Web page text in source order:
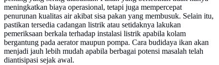
meningkatkan biaya operasional, tetapi juga mempercepat
penurunan kualitas air akibat sisa pakan yang membusuk. Selain itu,
pastikan tersedia cadangan listrik atau setidaknya lakukan
pemeriksaan berkala terhadap instalasi listrik apabila kolam
bergantung pada aerator maupun pompa. Cara budidaya ikan akan
menjadi jauh lebih mudah apabila berbagai potensi masalah telah
diantisipasi sejak awal.